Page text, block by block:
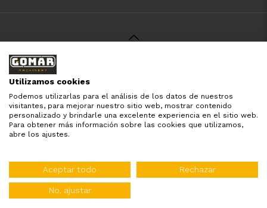
© 2021 Gomar Machinery -
Privacidad
Todas las marcas aquí mencionadas son de simple
referencia, es solo para especificar los productos que
comercializamos y el servicio que brindamos. Nuestra
empresa respeta todos los derechos de marca reservados
Diseñado por:
Distribuidor oficial de:
Utilizamos cookies
Podemos utilizarlas para el análisis de los datos de nuestros
visitantes, para mejorar nuestro sitio web, mostrar contenido
personalizado y brindarle una excelente experiencia en el sitio web.
Para obtener más información sobre las cookies que utilizamos,
abre los ajustes.
Aceptar todo Rechazar
No, ajustar